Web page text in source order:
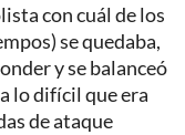
con cuál de los
se quedaba,
y se balanceó
lo difícil que era
de ataque